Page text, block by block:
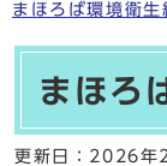
まほろば環境衛生
まほろ
更新日： 2026年